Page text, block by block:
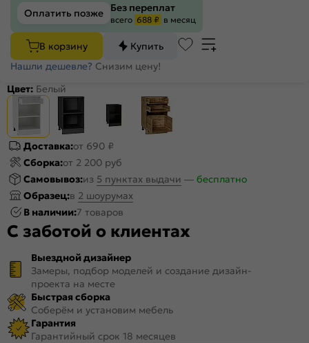
Оплатить позже Без переплат
всего 688 ₽ в месяц
В корзину
Купить
Нашли дешевле? Снизим цену!
Цвет: Белый
Доставка:от 690 ₽
Сборка:от 2 200 руб
Самовывоз:из 5 пунктах выдачи — бесплатно
Образец:в 2 шоурумах
В наличии:7 товаров
С заботой о клиентах
Выездной дизайнер
Замеры, подбор моделей и создание дизайн-
проекта на месте
Быстрая сборка
Соберём и установим мебель
Гарантия
Гарантийный срок 18 месяцев